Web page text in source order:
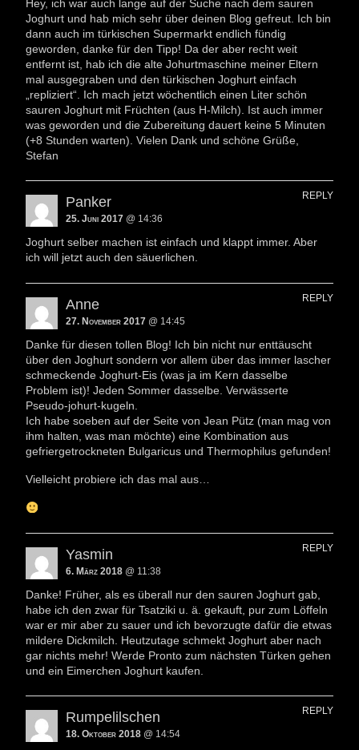
Hey, ich war auch lange auf der Suche nach dem sauren
Joghurt und hab mich sehr über deinen Blog gefreut. Ich bin
dann auch im türkischen Supermarkt endlich fündig
geworden, danke für den Tipp! Da der aber recht weit
entfernt ist, hab ich die alte Johurtmaschine meiner Eltern
mal ausgegraben und den türkischen Joghurt einfach
„repliziert“. Ich mach jetzt wöchentlich einen Liter schön
sauren Joghurt mit Früchten (aus H-Milch). Ist auch immer
was geworden und die Zubereitung dauert keine 5 Minuten
(+8 Stunden warten). Vielen Dank und schöne Grüße,
Stefan
Panker
25. Juni 2017 @ 14:36
Joghurt selber machen ist einfach und klappt immer. Aber
ich will jetzt auch den säuerlichen.
REPLY
Anne
27. November 2017 @ 14:45
Danke für diesen tollen Blog! Ich bin nicht nur enttäuscht
über den Joghurt sondern vor allem über das immer lascher
schmeckende Joghurt-Eis (was ja im Kern dasselbe
Problem ist)! Jeden Sommer dasselbe. Verwässerte
Pseudo-johurt-kugeln.
Ich habe soeben auf der Seite von Jean Pütz (man mag von
ihm halten, was man möchte) eine Kombination aus
gefriergetrockneten Bulgaricus und Thermophilus gefunden!
Vielleicht probiere ich das mal aus…
REPLY
Yasmin
6. März 2018 @ 11:38
Danke! Früher, als es überall nur den sauren Joghurt gab,
habe ich den zwar für Tsatziki u. ä. gekauft, pur zum Löffeln
war er mir aber zu sauer und ich bevorzugte dafür die etwas
mildere Dickmilch. Heutzutage schmekt Joghurt aber nach
gar nichts mehr! Werde Pronto zum nächsten Türken gehen
und ein Eimerchen Joghurt kaufen.
REPLY
Rumpelilschen
18. Oktober 2018 @ 14:54
REPLY